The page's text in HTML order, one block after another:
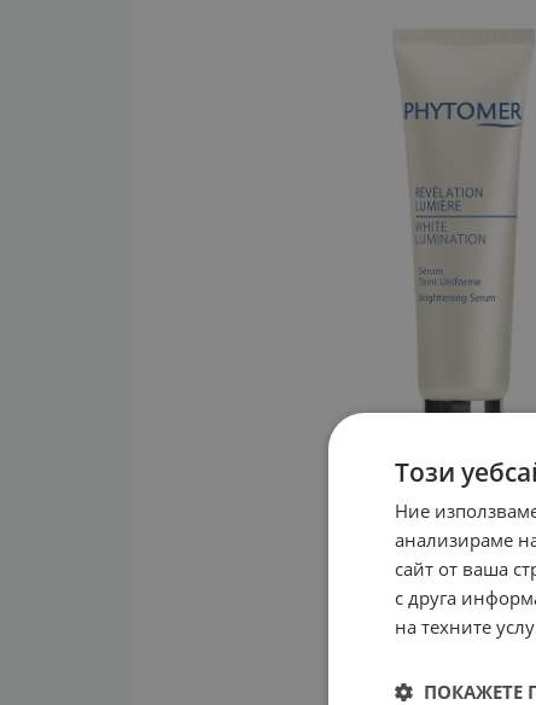
Този
Ние
анализираме
сайт от ваша
с друга
на техните
ПОКАЖЕТЕ